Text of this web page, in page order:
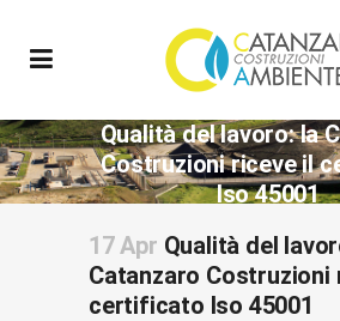
Qualità del lavoro: la
Costruzioni riceve il
Iso 45001
17 Apr Qualità del
Catanzaro Costruzioni
certificato Iso 45001